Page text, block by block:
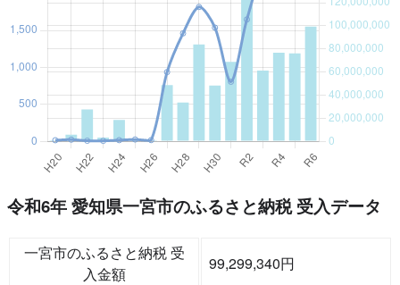
令和6年 愛知県一宮市のふるさと納税 受入データ
一宮市のふるさと納税 受
入金額
99,299,340円